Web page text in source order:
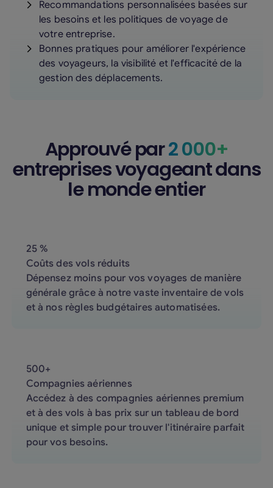
Recommandations personnalisées basées sur
les besoins et les politiques de voyage de
votre entreprise.
Bonnes pratiques pour améliorer l'expérience
des voyageurs, la visibilité et l'efficacité de la
gestion des déplacements.
Approuvé par2 000+
entreprises voyageant dans
le monde entier
25 %
Coûts des vols réduits
Dépensez moins pour vos voyages de manière
générale grâce à notre vaste inventaire de vols
et à nos règles budgétaires automatisées.
500+
Compagnies aériennes
Accédez à des compagnies aériennes premium
et à des vols à bas prix sur un tableau de bord
unique et simple pour trouver l'itinéraire parfait
pour vos besoins.